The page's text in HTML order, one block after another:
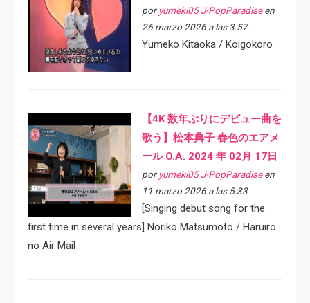
por yumeki05 J-PopParadiseen
26 marzo 2026 a las 3:57
Yumeko Kitaoka / Koigokoro
【4K 数年ぶりにデビュー曲を
歌う】松本典子 春色のエアメ
ール O.A. 2024 年 02月 17日
por yumeki05 J-PopParadiseen
11 marzo 2026 a las 5:33
[Singing debut song for the
first time in several years] Noriko Matsumoto / Haruiro
no Air Mail